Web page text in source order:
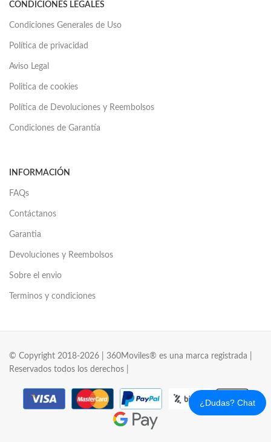
¿Dudas? Chat
CONDICIONES LEGALES
Condiciones Generales de Uso
Política de privacidad
Aviso Legal
Politica de cookies
Política de Devoluciones y Reembolsos
Condiciones de Garantía
INFORMACIÓN
FAQs
Contáctanos
Garantia
Devoluciones y Reembolsos
Sobre el envio
Terminos y condiciones
© Copyright 2018-2026 | 360Moviles® es una marca registrada |
Reservados todos los derechos |